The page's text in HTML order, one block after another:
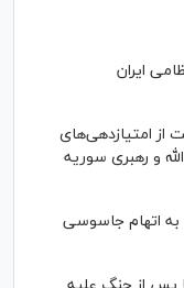
ایران
امتیازدهی‌های
و رهبری سوریه
اتهام جاسوسی